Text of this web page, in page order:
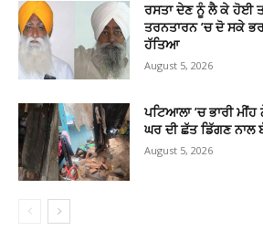
ਰਸਤਾ ਦੇਣ ਨੂੰ ਲੈ ਕੇ ਹੋਈ
ਤਰਨਤਾਰਨ ’ਚ ਦੋ ਸਕੇ
ਹੱਤਿਆ
August 5, 2026
ਪਟਿਆਲਾ ’ਚ ਭਾਰੀ
ਘਰ ਦੀ ਛੱਤ ਡਿੱਗਣ ਨਾਲ
August 5, 2026